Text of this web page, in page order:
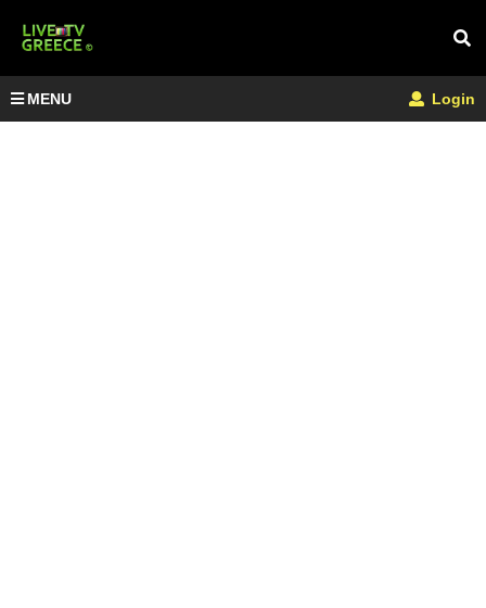
MENU Login